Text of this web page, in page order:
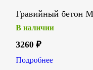
Гравийный бетон
В наличии
3260 ₽
Подробнее